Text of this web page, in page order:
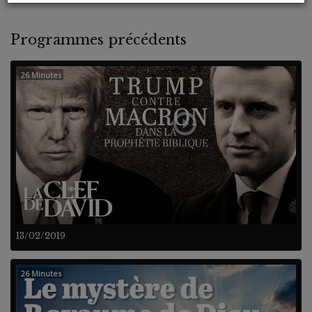
Programmes précédents
13/02/2019
26 Minutes
26 Minutes